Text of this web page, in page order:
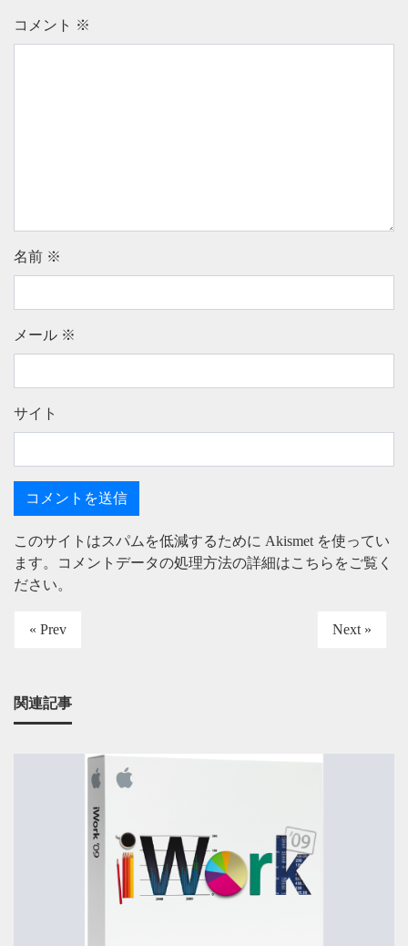
コメント ※
名前 ※
メール ※
サイト
このサイトはスパムを低減するために Akismet を使ってい
ます。
コメントデータの処理方法の詳細はこちらをご覧く
ださい。
« Prev Next »
関連記事